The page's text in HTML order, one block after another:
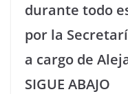
durante todo
por la
a cargo de
SIGUE ABAJO